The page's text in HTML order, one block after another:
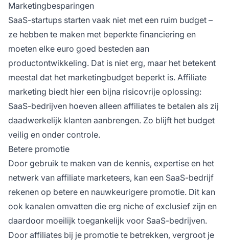
Marketingbesparingen
SaaS-startups starten vaak niet met een ruim budget –
ze hebben te maken met beperkte financiering en
moeten elke euro goed besteden aan
productontwikkeling. Dat is niet erg, maar het betekent
meestal dat het marketingbudget beperkt is. Affiliate
marketing biedt hier een bijna risicovrije oplossing:
SaaS-bedrijven hoeven alleen affiliates te betalen als zij
daadwerkelijk klanten aanbrengen. Zo blijft het budget
veilig en onder controle.
Betere promotie
Door gebruik te maken van de kennis, expertise en het
netwerk van affiliate marketeers, kan een SaaS-bedrijf
rekenen op betere en nauwkeurigere promotie. Dit kan
ook kanalen omvatten die erg niche of exclusief zijn en
daardoor moeilijk toegankelijk voor SaaS-bedrijven.
Door affiliates bij je promotie te betrekken, vergroot je